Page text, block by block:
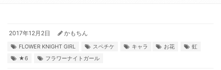
2017年12月2日 かもちん
FLOWER KNIGHT GIRL スペチケ キャラ お花
虹
★6
フラワーナイトガール